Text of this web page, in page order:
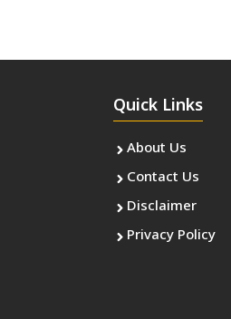
Quick Links
About Us
Contact Us
Disclaimer
Privacy Policy